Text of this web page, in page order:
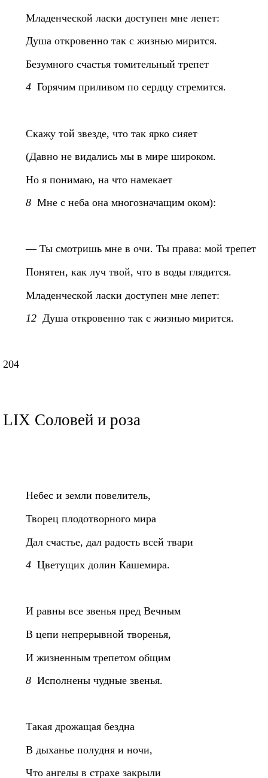
Младенческой ласки доступен мне лепет:
Душа откровенно так с жизнью мирится.
Безумного счастья томительный трепет
4Горячим приливом по сердцу стремится.
Скажу той звезде, что так ярко сияет
(Давно не видались мы в мире широком.
Но я понимаю, на что намекает
8Мне с неба она многозначащим оком):
— Ты смотришь мне в очи. Ты права: мой трепет
Понятен, как луч твой, что в воды глядится.
Младенческой ласки доступен мне лепет:
12Душа откровенно так с жизнью мирится.
204
LIX Соловей и роза
Небес и земли повелитель,
Творец плодотворного мира
Дал счастье, дал радость всей твари
4Цветущих долин Кашемира.
И равны все звенья пред Вечным
В цепи непрерывной творенья,
И жизненным трепетом общим
8Исполнены чудные звенья.
Такая дрожащая бездна
В дыханье полудня и ночи,
Что ангелы в страхе закрыли